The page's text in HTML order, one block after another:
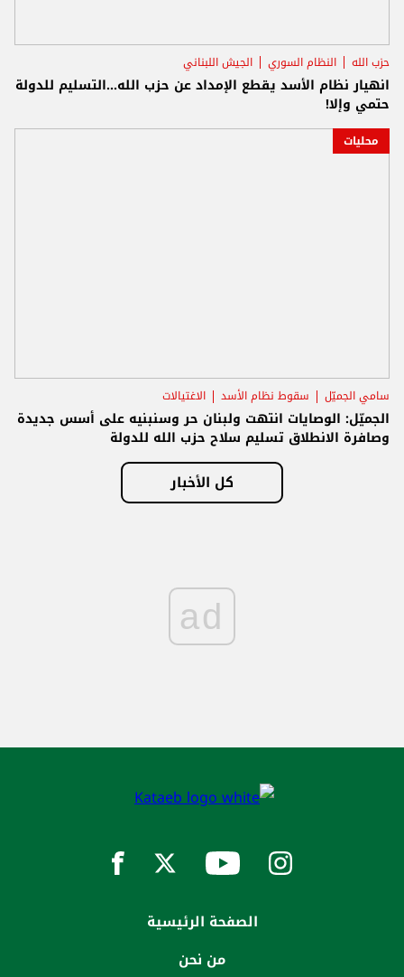
حزب الله النظام السوري الجيش اللبناني
انهيار نظام الأسد يقطع الإمداد عن حزب الله...التسليم للدولة
حتمي وإلا!
محليات
سامي الجميّل سقوط نظام الأسد الاغتيالات
الجميّل: الوصايات انتهت ولبنان حر وسنبنيه على أسس جديدة
وصافرة الانطلاق تسليم سلاح حزب الله للدولة
كل الأخبار
ad
الصفحة الرئيسية
من نحن